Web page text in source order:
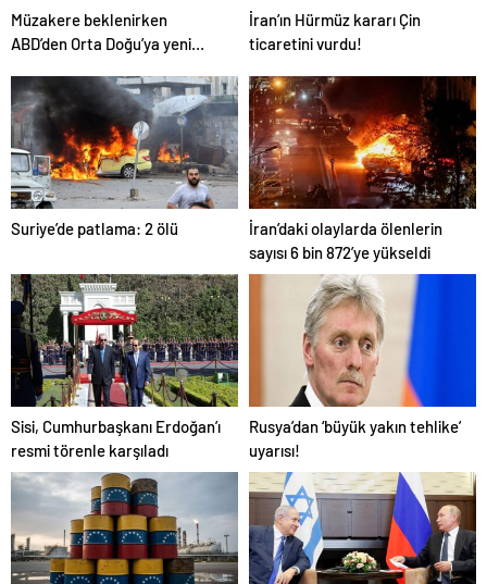
Müzakere beklenirken
ABD’den Orta Doğu’ya yeni
İran’ın Hürmüz kararı Çin
ticaretini vurdu!
Suriye’de patlama: 2 ölü
İran’daki olaylarda ölenlerin
sayısı 6 bin 872’ye yükseldi
Sisi, Cumhurbaşkanı Erdoğan’ı
resmi törenle karşıladı
Rusya’dan ‘büyük yakın tehlike’
uyarısı!